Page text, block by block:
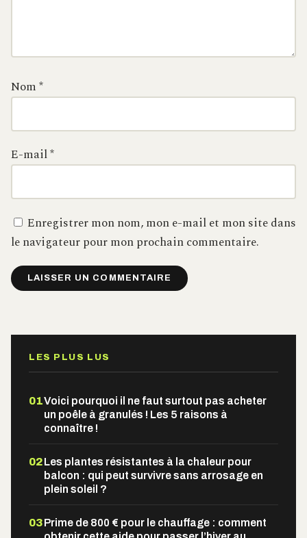
Nom*
E-mail*
Enregistrer mon nom, mon e-mail et mon site dans
le navigateur pour mon prochain commentaire.
LES PLUS LUS
01Voici pourquoi il ne faut surtout pas acheter
un poêle à granulés ! Les 5 raisons à
connaître !
02 Les plantes résistantes à la chaleur pour
balcon : qui peut survivre sans arrosage en
plein soleil ?
03 Prime de 800 € pour le chauffage : comment